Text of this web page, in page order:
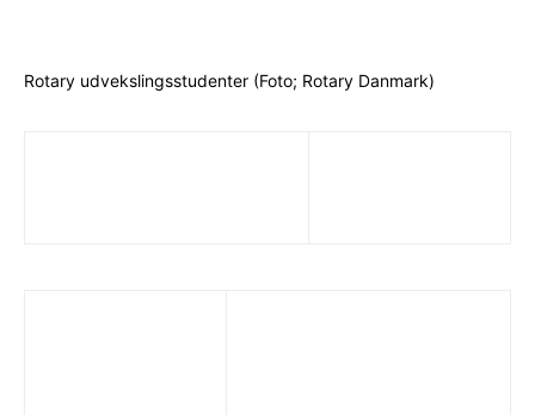
Rotary udvekslingsstudenter (Foto; Rotary Danmark)